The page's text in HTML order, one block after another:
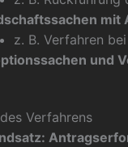
mit
z. B. Verfahren bei
und
Verfahrens